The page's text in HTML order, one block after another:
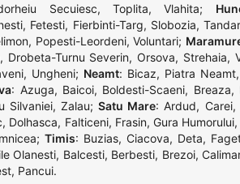
Secuiesc, Toplita,Vlahita;
, Fetesti, Fierbinti-Targ, Slobozia,
, Popesti-Leordeni,Voluntari;
, Drobeta-Turnu Severin, Orsova, Strehaia,
, Ungheni; Neamt: Bicaz, Piatra Neamt,
: Azuga, Baicoi, Boldesti-Scaeni, Breaza,
Silvaniei,Zalau;Satu Mare:Ardud, Carei,
, Dolhasca, Falticeni, Frasin, Gura Humorului,
; Timis: Buzias, Ciacova, Deta,
Olanesti, Balcesti, Berbesti, Brezoi,
, Pancui.